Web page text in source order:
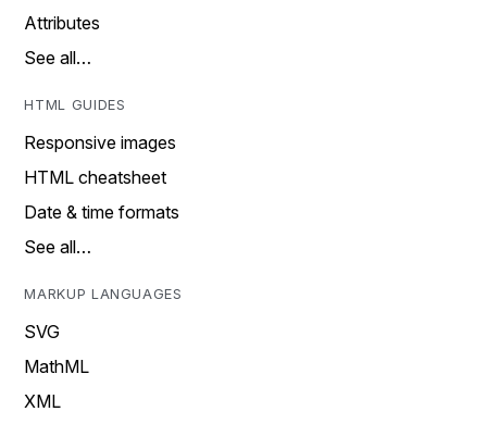
Attributes
See all…
HTML GUIDES
Responsive images
HTML cheatsheet
Date & time formats
See all…
MARKUP LANGUAGES
SVG
MathML
XML